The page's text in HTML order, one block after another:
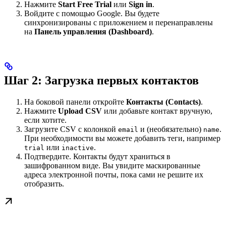
Нажмите Start Free Trial или Sign in.
Войдите с помощью Google. Вы будете
синхронизированы с приложением и перенаправлены
на Панель управления (Dashboard).
Шаг 2: Загрузка первых контактов
На боковой панели откройте Контакты (Contacts).
Нажмите Upload CSV или добавьте контакт вручную,
если хотите.
Загрузите CSV с колонкой email и (необязательно) name.
При необходимости вы можете добавить теги, например
trial или inactive.
Подтвердите. Контакты будут храниться в
зашифрованном виде. Вы увидите маскированные
адреса электронной почты, пока сами не решите их
отобразить.